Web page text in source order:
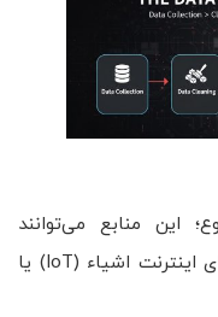
این منابع می‌توانند
پایگاه‌های داده (Databases)، سنسورهای اینترنت اشیاء (IoT) یا